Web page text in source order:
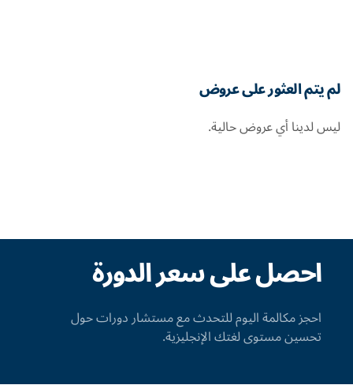
لم يتم العثور على عروض
ليس لدينا أي عروض حالية.
احصل على سعر الدورة
احجز مكالمة اليوم للتحدث مع مستشار دورات حول
تحسين مستوى لغتك الإنجليزية.